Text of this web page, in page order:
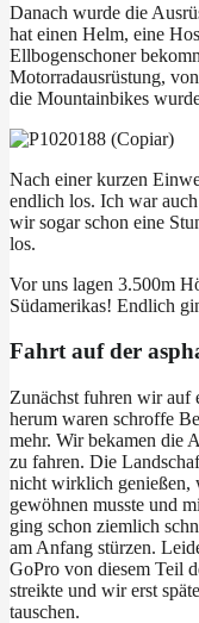
Danach wurde die
hat einen Helm, eine
Ellbogenschoner
Motorradausrüstung,
die Mountainbikes
Nach einer kurzen
endlich los. Ich war
wir sogar schon eine
los.
Vor uns lagen 3.500m
Südamerikas! Endlich
Fahrt auf der
Zunächst fuhren wir auf
herum waren schroffe
mehr. Wir bekamen die
zu fahren. Die
nicht wirklich genießen,
gewöhnen musste und
ging schon ziemlich
am Anfang stürzen.
GoPro von diesem Teil
streikte und wir erst
tauschen.